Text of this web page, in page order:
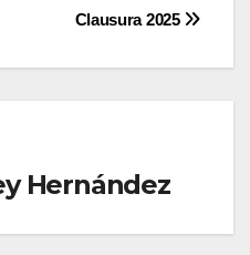
Clausura 2025
Hernández